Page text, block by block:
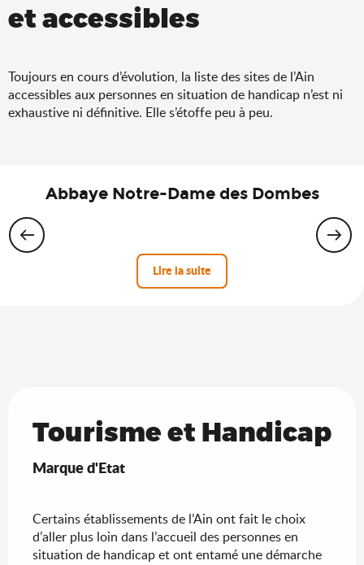
et accessibles
Toujours en cours d’évolution, la liste des sites de l’Ain
accessibles aux personnes en situation de handicap n’est ni
exhaustive ni définitive. Elle s’étoffe peu à peu.
Abbaye Notre-Dame des Dombes
Lire la suite
Tourisme et Handicap
Marque d'Etat
Certains établissements de l’Ain ont fait le choix
d’aller plus loin dans l’accueil des personnes en
situation de handicap et ont entamé une démarche